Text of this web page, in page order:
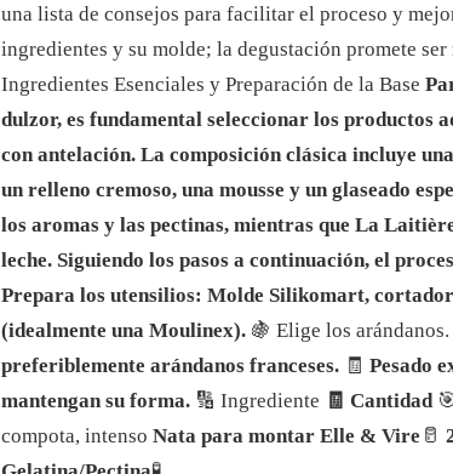
una lista de consejos para facilitar el proceso y
ingredientes y su molde; la degustación promete
Ingredientes Esenciales y Preparación de la Base
dulzor, es fundamental seleccionar los productos
con antelación. La composición clásica incluye
un relleno cremoso, una mousse y un glaseado
los aromas y las pectinas, mientras que La
leche. Siguiendo los pasos a continuación, el
Prepara los utensilios: Molde Silikomart,
(idealmente una Moulinex). 🍇 Elige los arándanos.
preferiblemente arándanos franceses. 🧾 Pesado
mantengan su forma. 🔢 Ingrediente 🧾 Cantidad
compota, intenso Nata para montar Elle & Vire 🥛